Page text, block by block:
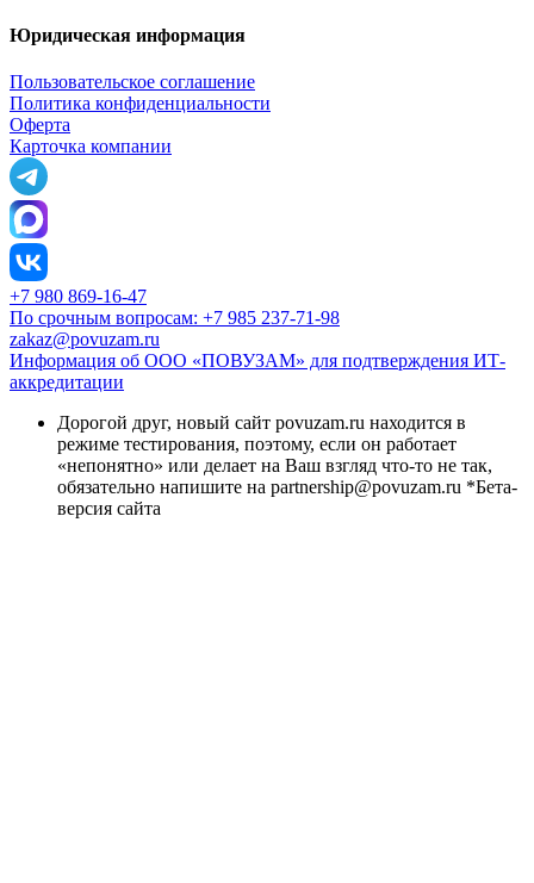
Юридическая информация
Пользовательское соглашение
Политика конфиденциальности
Оферта
Карточка компании
+7 980 869-16-47
По срочным вопросам: +7 985 237-71-98
zakaz@povuzam.ru
Информация об ООО «ПОВУЗАМ» для подтверждения ИТ-
аккредитации
Дорогой друг, новый сайт povuzam.ru находится в
режиме тестирования, поэтому, если он работает
«непонятно» или делает на Ваш взгляд что-то не так,
обязательно напишите на partnership@povuzam.ru *Бета-
версия сайта